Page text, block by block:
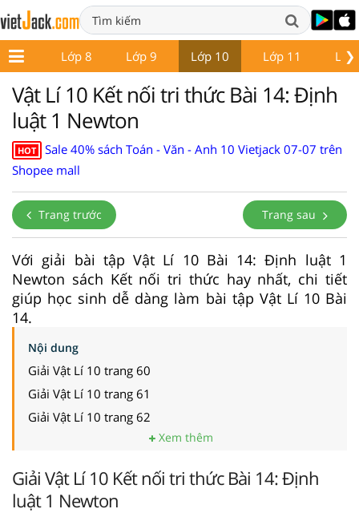
❯
7 Lớp 8 Lớp 9 Lớp 10 Lớp 11
Vật Lí 10 Kết nối tri thức Bài 14: Định
luật 1 Newton
HOT
Sale 40% sách Toán - Văn - Anh 10 Vietjack 07-07 trên
Shopee mall
Trang trước Trang sau
Với giải bài tập Vật Lí 10 Bài 14: Định luật 1
Newton sách Kết nối tri thức hay nhất, chi tiết
giúp học sinh dễ dàng làm bài tập Vật Lí 10 Bài
14.
Nội dung
Giải Vật Lí 10 trang 60
Giải Vật Lí 10 trang 61
Giải Vật Lí 10 trang 62
Xem thêm
Giải Vật Lí 10 Kết nối tri thức Bài 14: Định
luật 1 Newton